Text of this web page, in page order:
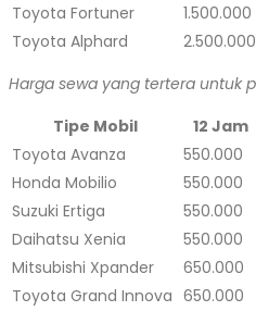
Toyota Fortuner
1.500.000
Toyota Alphard
2.500.000
Harga sewa yang tertera untuk
Tipe Mobil
12 Jam
Toyota Avanza
550.000
Honda Mobilio
550.000
Suzuki Ertiga
550.000
Daihatsu Xenia
550.000
Mitsubishi Xpander
650.000
Toyota Grand Innova 650.000